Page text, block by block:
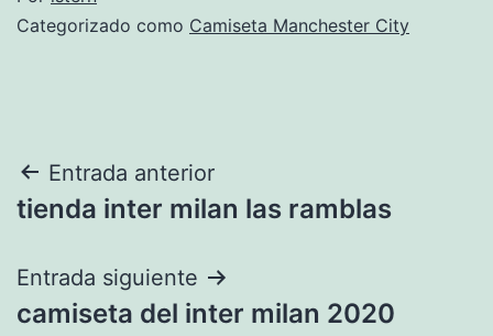
Categorizado como Camiseta Manchester City
Navegación
de
entradas
Entrada anterior
tienda inter milan las ramblas
Entrada siguiente
camiseta del inter milan 2020